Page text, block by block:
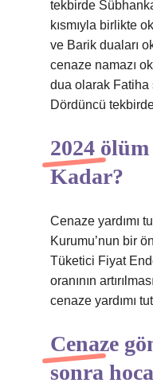
tekbirde
kısmıyla birlikte
ve Barik duaları
cenaze namazı
dua olarak Fatiha
Dördüncü
2024 ölüm
Kadar?
Cenaze yardımı
Kurumu’nun bir
Tüketici Fiyat
oranının
cenaze yardımı
Cenaze
sonra